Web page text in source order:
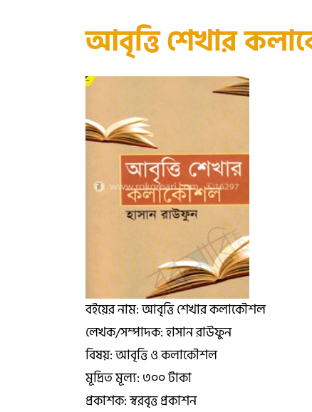
আবৃত্তি শেখার
বইয়ের নাম: আবৃত্তি শেখার কলাকৌশল
লেখক/সম্পাদক: হাসান রাউফুন
বিষয়: আবৃত্তি ও কলাকৌশল
মূদ্রিত মূল্য: ৩০০ টাকা
প্রকাশক: স্বরবৃত্ত প্রকাশন